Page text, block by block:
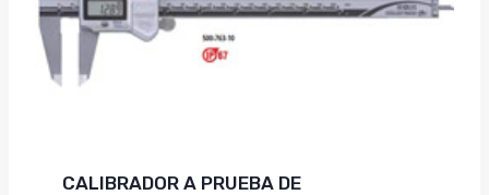
CALIBRADOR A PRUEBA DE